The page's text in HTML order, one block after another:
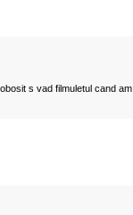
s vad filmuletul cand am